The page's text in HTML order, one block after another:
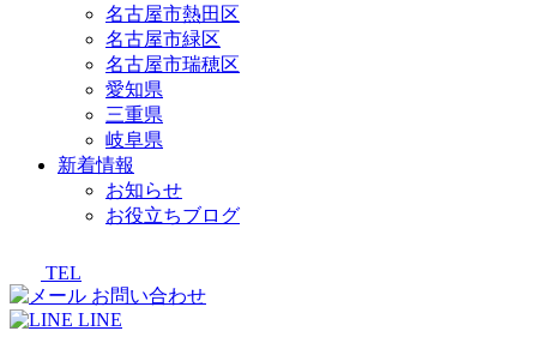
名古屋市熱田区
名古屋市緑区
名古屋市瑞穂区
愛知県
三重県
岐阜県
新着情報
お知らせ
お役立ちブログ
TEL
お問い合わせ
LINE